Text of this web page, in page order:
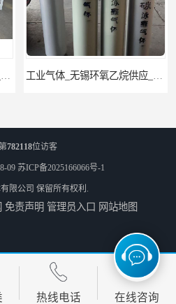
江苏环氧乙烷厂家_高纯氩气
782118位访客
09 苏ICP备2025166066号-1
限公司 保留所有权利.
免责声明 管理员入口 网站地图
热线电话 在线咨询